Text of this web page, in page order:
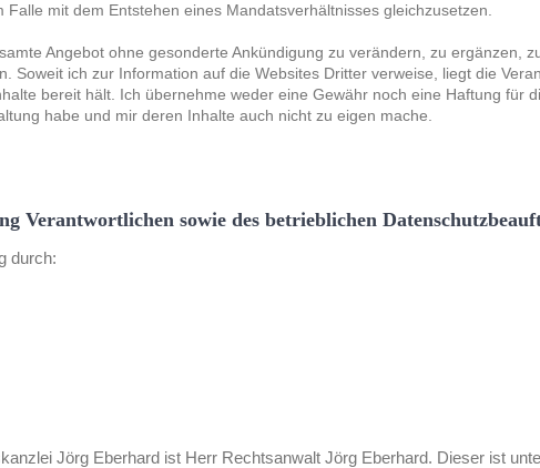
mit dem Entstehen eines Mandatsverhältnisses gleichzusetzen.
Angebot ohne gesonderte Ankündigung zu verändern, zu ergänzen,
Soweit ich zur Information auf die Websites Dritter verweise, liegt die
bereit hält. Ich übernehme weder eine Gewähr noch eine Haftung für
habe und mir deren Inhalte auch nicht zu eigen mache.
Verantwortlichen sowie des betrieblichen
durch:
Jörg Eberhard ist Herr Rechtsanwalt Jörg Eberhard. Dieser ist